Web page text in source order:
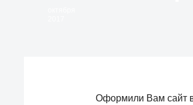
Оформили Вам сайт в